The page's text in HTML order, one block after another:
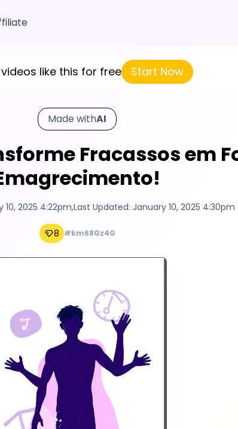
like this for free Start Now
Made withAI
Fracassos em
10, 2025 4:22pm,Last Updated: January 10, 2025 4:30pm
8 #km68Gz4G